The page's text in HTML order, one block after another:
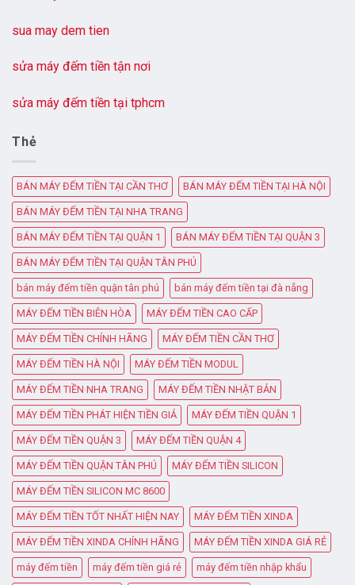
sua may dem tien
sửa máy đếm tiền tận nơi
sửa máy đếm tiền tại tphcm
Thẻ
BÁN MÁY ĐẾM TIỀN TẠI CẦN THƠ BÁN MÁY ĐẾM TIỀN TẠI HÀ NỘI
BÁN MÁY ĐẾM TIỀN TẠI NHA TRANG
BÁN MÁY ĐẾM TIỀN TẠI QUẬN 1 BÁN MÁY ĐẾM TIỀN TẠI QUẬN 3
BÁN MÁY ĐẾM TIỀN TẠI QUẬN TÂN PHÚ
bán máy đếm tiền quận tân phú bán máy đếm tiền tại đà nẵng
MÁY ĐẾM TIỀN BIÊN HÒA MÁY ĐẾM TIỀN CAO CẤP
MÁY ĐẾM TIỀN CHÍNH HÃNG MÁY ĐẾM TIỀN CẦN THƠ
MÁY ĐẾM TIỀN HÀ NỘI MÁY ĐẾM TIỀN MODUL
MÁY ĐẾM TIỀN NHA TRANG MÁY ĐẾM TIỀN NHẬT BẢN
MÁY ĐẾM TIỀN PHÁT HIỆN TIỀN GIẢ MÁY ĐẾM TIỀN QUẬN 1
MÁY ĐẾM TIỀN QUẬN 3 MÁY ĐẾM TIỀN QUẬN 4
MÁY ĐẾM TIỀN QUẬN TÂN PHÚ MÁY ĐẾM TIỀN SILICON
MÁY ĐẾM TIỀN SILICON MC 8600
MÁY ĐẾM TIỀN TỐT NHẤT HIỆN NAY MÁY ĐẾM TIỀN XINDA
MÁY ĐẾM TIỀN XINDA CHÍNH HÃNG MÁY ĐẾM TIỀN XINDA GIÁ RẺ
máy đếm tiền máy đếm tiền giá rẻ máy đếm tiền nhập khẩu